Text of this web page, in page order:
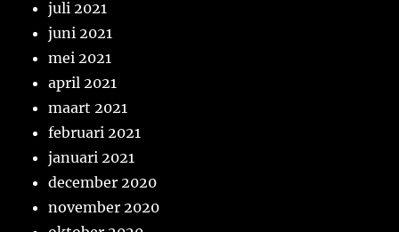
juli 2021
juni 2021
mei 2021
april 2021
maart 2021
februari 2021
januari 2021
december 2020
november 2020